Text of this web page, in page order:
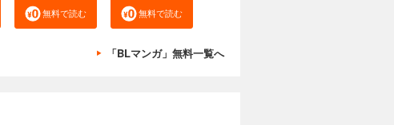
無料で読む 無料で読む
「BLマンガ」無料一覧へ